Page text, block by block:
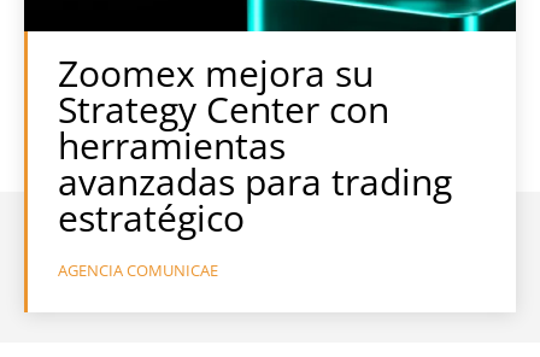
Zoomex mejora su
Strategy Center con
herramientas
avanzadas para trading
estratégico
AGENCIA COMUNICAE